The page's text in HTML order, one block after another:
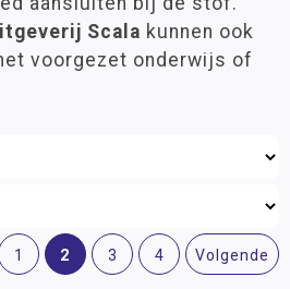
Scala kunnen ook
voorgezet onderwijs of
1 2 3 4 Volgende